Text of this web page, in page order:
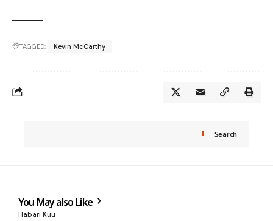
TAGGED: Kevin McCarthy
Search
You May also Like
Habari Kuu